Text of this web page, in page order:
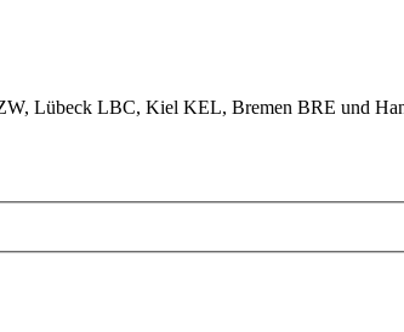
Lübeck LBC, Kiel KEL, Bremen BRE und